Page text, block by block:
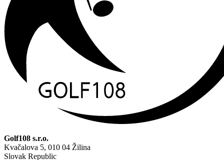
Golf108 s.r.o.
Kvačalova 5, 010 04 Žilina
Slovak Republic